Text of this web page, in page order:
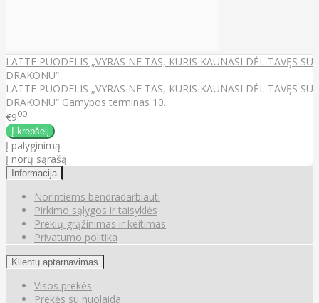
LATTE PUODELIS „VYRAS NE TAS, KURIS KAUNASI DĖL TAVĘS SU
DRAKONU“
LATTE PUODELIS „VYRAS NE TAS, KURIS KAUNASI DĖL TAVĘS SU
DRAKONU“ Gamybos terminas 10..
€900
Į palyginimą
Į norų sąrašą
Informacija
Norintiems bendradarbiauti
Pirkimo sąlygos ir taisyklės
Prekių grąžinimas ir keitimas
Privatumo politika
Klientų aptarnavimas
Visos prekės
Prekės su nuolaida